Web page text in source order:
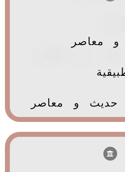
معاصر
حديث و معاصر